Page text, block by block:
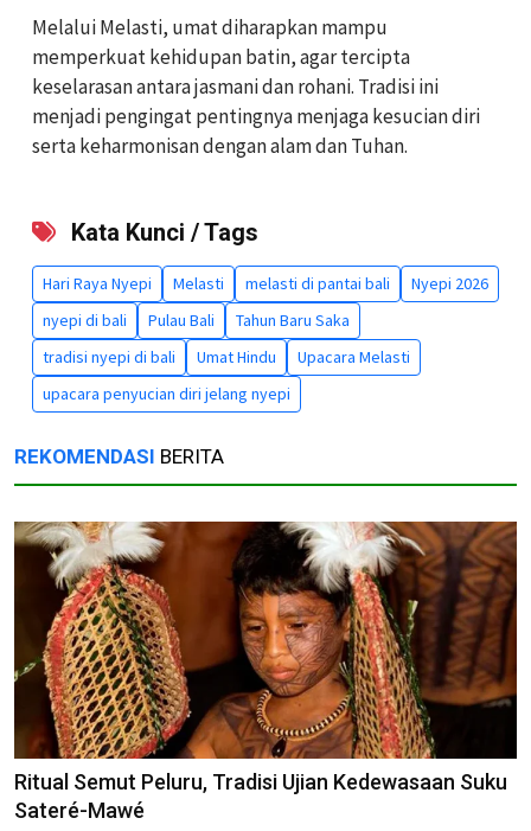
Melalui Melasti, umat diharapkan mampu
memperkuat kehidupan batin, agar tercipta
keselarasan antara jasmani dan rohani. Tradisi ini
menjadi pengingat pentingnya menjaga kesucian diri
serta keharmonisan dengan alam dan Tuhan.
Kata Kunci / Tags
Hari Raya Nyepi Melasti melasti di pantai bali
Nyepi 2026
nyepi di bali
Pulau Bali
Tahun Baru Saka
tradisi nyepi di bali
Umat Hindu
Upacara Melasti
upacara penyucian diri jelang nyepi
REKOMENDASI BERITA
Ritual Semut Peluru, Tradisi Ujian Kedewasaan Suku
Sateré-Mawé